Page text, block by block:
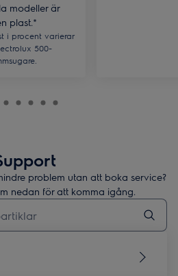
modeller är
plast.*
i procent varierar
500-
problem utan att boka service?
nedan för att komma igång.